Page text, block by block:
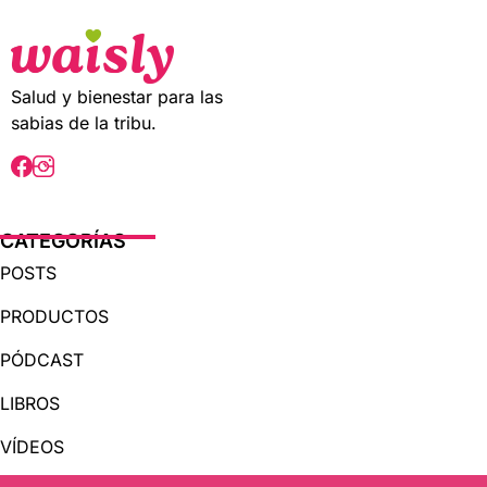
o
f
5
Salud y bienestar para las
sabias de la tribu.
CATEGORÍAS
POSTS
PRODUCTOS
PÓDCAST
LIBROS
VÍDEOS